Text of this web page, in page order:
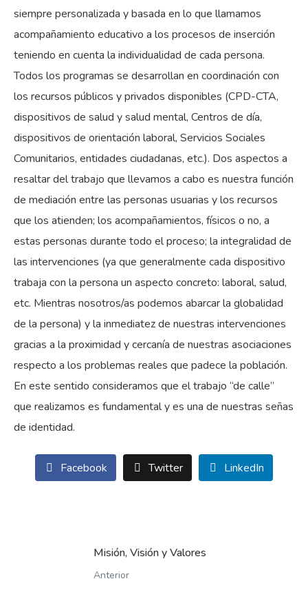
siempre personalizada y basada en lo que llamamos
acompañamiento educativo a los procesos de inserción
teniendo en cuenta la individualidad de cada persona.
Todos los programas se desarrollan en coordinación con
los recursos públicos y privados disponibles (CPD-CTA,
dispositivos de salud y salud mental, Centros de día,
dispositivos de orientación laboral, Servicios Sociales
Comunitarios, entidades ciudadanas, etc.). Dos aspectos a
resaltar del trabajo que llevamos a cabo es nuestra función
de mediación entre las personas usuarias y los recursos
que los atienden; los acompañamientos, físicos o no, a
estas personas durante todo el proceso; la integralidad de
las intervenciones (ya que generalmente cada dispositivo
trabaja con la persona un aspecto concreto: laboral, salud,
etc. Mientras nosotros/as podemos abarcar la globalidad
de la persona) y la inmediatez de nuestras intervenciones
gracias a la proximidad y cercanía de nuestras asociaciones
respecto a los problemas reales que padece la población.
En este sentido consideramos que el trabajo “de calle”
que realizamos es fundamental y es una de nuestras señas
de identidad.
Facebook Twitter LinkedIn
Misión, Visión y Valores
Anterior